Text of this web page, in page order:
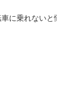
に乗れない